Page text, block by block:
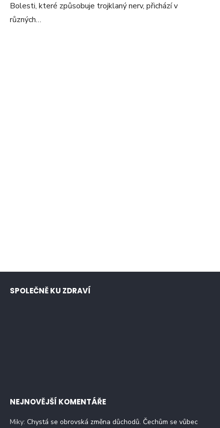
Bolesti, které způsobuje trojklaný nerv, přichází v
různých…
SPOLEČNĚ KU ZDRAVÍ
NEJNOVĚJŠÍ KOMENTÁŘE
Miky: Chystá se obrovská změna důchodů. Čechům se vůbec